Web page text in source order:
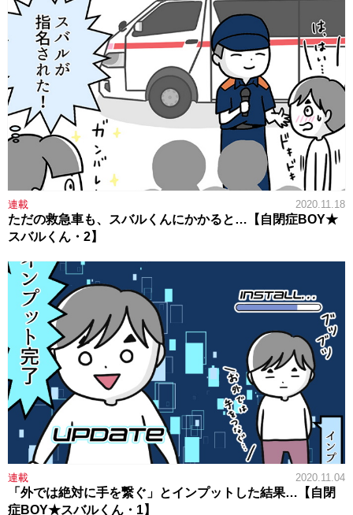
連載 2020.11.18
ただの救急車も、スバルくんにかかると…【自閉症BOY★
スバルくん・2】
連載 2020.11.04
「外では絶対に手を繋ぐ」とインプットした結果…【自閉
症BOY★スバルくん・1】